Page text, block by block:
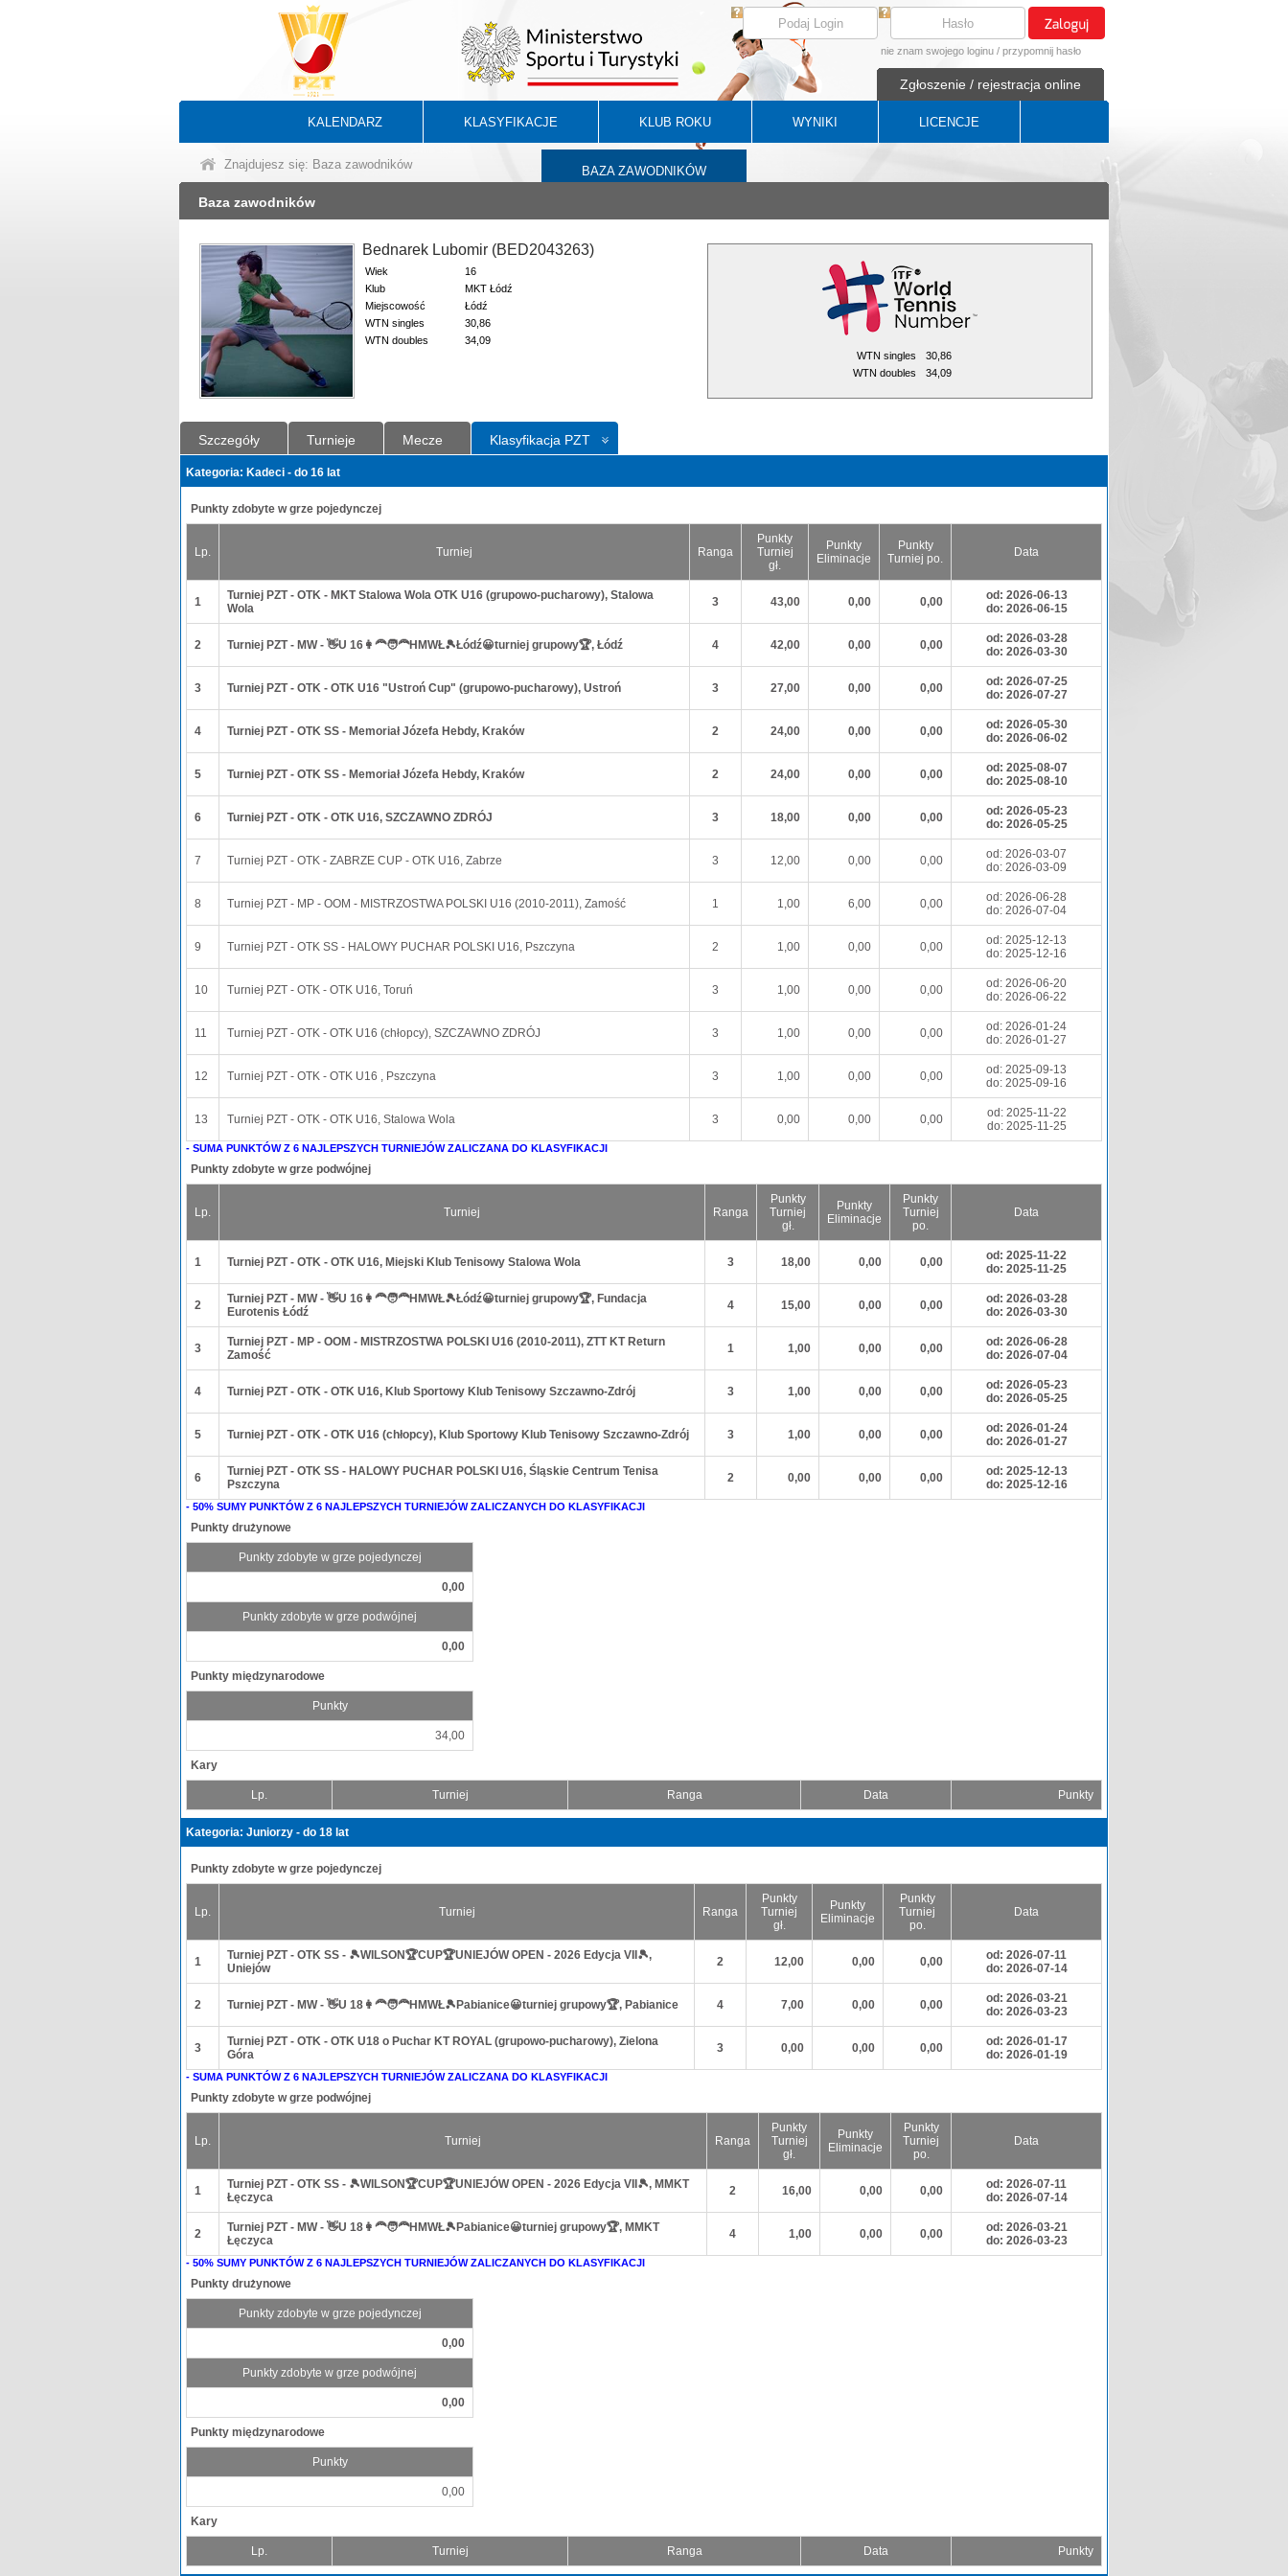
nie znam swojego loginu / przypomnij hasło
Zgłoszenie / rejestracja online
KALENDARZ KLASYFIKACJE KLUB ROKU WYNIKI LICENCJE
BAZA ZAWODNIKÓW
Znajdujesz się: Baza zawodników
Baza zawodników
Bednarek Lubomir (BED2043263)
Wiek
16
Klub
MKT Łódź
Miejscowość
Łódź
WTN singles
30,86
WTN doubles
34,09
WTN singles
30,86
WTN doubles
34,09
Szczegóły Turnieje Mecze Klasyfikacja PZT
Kategoria: Kadeci - do 16 lat
Punkty zdobyte w grze pojedynczej
Lp. Turniej Ranga
Punkty
Turniej
gł.
Punkty
Eliminacje
Punkty
Turniej po.
Data
1
Turniej PZT - OTK - MKT Stalowa Wola OTK U16 (grupowo-pucharowy), Stalowa
Wola
3 43,00 0,00 0,00
od: 2026-06-13
do: 2026-06-15
2 Turniej PZT - MW - 👋U 16👩‍🦰🧑‍🦰HMWŁ🎾Łódź😀turniej grupowy🏆, Łódź 4 42,00 0,00 0,00
od: 2026-03-28
do: 2026-03-30
3 Turniej PZT - OTK - OTK U16 "Ustroń Cup" (grupowo-pucharowy), Ustroń 3 27,00 0,00 0,00
od: 2026-07-25
do: 2026-07-27
4 Turniej PZT - OTK SS - Memoriał Józefa Hebdy, Kraków 2 24,00 0,00 0,00
od: 2026-05-30
do: 2026-06-02
5 Turniej PZT - OTK SS - Memoriał Józefa Hebdy, Kraków 2 24,00 0,00 0,00
od: 2025-08-07
do: 2025-08-10
6 Turniej PZT - OTK - OTK U16, SZCZAWNO ZDRÓJ 3 18,00 0,00 0,00
od: 2026-05-23
do: 2026-05-25
7 Turniej PZT - OTK - ZABRZE CUP - OTK U16, Zabrze 3 12,00 0,00 0,00
od: 2026-03-07
do: 2026-03-09
8 Turniej PZT - MP - OOM - MISTRZOSTWA POLSKI U16 (2010-2011), Zamość 1 1,00 6,00 0,00
od: 2026-06-28
do: 2026-07-04
9 Turniej PZT - OTK SS - HALOWY PUCHAR POLSKI U16, Pszczyna 2 1,00 0,00 0,00
od: 2025-12-13
do: 2025-12-16
10 Turniej PZT - OTK - OTK U16, Toruń 3 1,00 0,00 0,00
od: 2026-06-20
do: 2026-06-22
11 Turniej PZT - OTK - OTK U16 (chłopcy), SZCZAWNO ZDRÓJ 3 1,00 0,00 0,00
od: 2026-01-24
do: 2026-01-27
12 Turniej PZT - OTK - OTK U16 , Pszczyna 3 1,00 0,00 0,00
od: 2025-09-13
do: 2025-09-16
13 Turniej PZT - OTK - OTK U16, Stalowa Wola 3 0,00 0,00 0,00
od: 2025-11-22
do: 2025-11-25
- SUMA PUNKTÓW Z 6 NAJLEPSZYCH TURNIEJÓW ZALICZANA DO KLASYFIKACJI
Punkty zdobyte w grze podwójnej
Lp. Turniej Ranga
Punkty
Turniej
gł.
Punkty
Eliminacje
Punkty
Turniej
po.
Data
1 Turniej PZT - OTK - OTK U16, Miejski Klub Tenisowy Stalowa Wola 3 18,00 0,00 0,00
od: 2025-11-22
do: 2025-11-25
2
Turniej PZT - MW - 👋U 16👩‍🦰🧑‍🦰HMWŁ🎾Łódź😀turniej grupowy🏆, Fundacja
Eurotenis Łódź
4 15,00 0,00 0,00
od: 2026-03-28
do: 2026-03-30
3
Turniej PZT - MP - OOM - MISTRZOSTWA POLSKI U16 (2010-2011), ZTT KT Return
Zamość
1 1,00 0,00 0,00
od: 2026-06-28
do: 2026-07-04
4 Turniej PZT - OTK - OTK U16, Klub Sportowy Klub Tenisowy Szczawno-Zdrój 3 1,00 0,00 0,00
od: 2026-05-23
do: 2026-05-25
5 Turniej PZT - OTK - OTK U16 (chłopcy), Klub Sportowy Klub Tenisowy Szczawno-Zdrój 3 1,00 0,00 0,00
od: 2026-01-24
do: 2026-01-27
6
Turniej PZT - OTK SS - HALOWY PUCHAR POLSKI U16, Śląskie Centrum Tenisa
Pszczyna
2 0,00 0,00 0,00
od: 2025-12-13
do: 2025-12-16
- 50% SUMY PUNKTÓW Z 6 NAJLEPSZYCH TURNIEJÓW ZALICZANYCH DO KLASYFIKACJI
Punkty drużynowe
Punkty zdobyte w grze pojedynczej
0,00
Punkty zdobyte w grze podwójnej
0,00
Punkty międzynarodowe
Punkty
34,00
Kary
Lp. Turniej Ranga Data Punkty
Kategoria: Juniorzy - do 18 lat
Punkty zdobyte w grze pojedynczej
Lp. Turniej Ranga
Punkty
Turniej
gł.
Punkty
Eliminacje
Punkty
Turniej
po.
Data
1
Turniej PZT - OTK SS - 🎾WILSON🏆CUP🏆UNIEJÓW OPEN - 2026 Edycja VII🎾,
Uniejów
2 12,00 0,00 0,00
od: 2026-07-11
do: 2026-07-14
2 Turniej PZT - MW - 👋U 18👩‍🦰🧑‍🦰HMWŁ🎾Pabianice😀turniej grupowy🏆, Pabianice 4 7,00 0,00 0,00
od: 2026-03-21
do: 2026-03-23
3
Turniej PZT - OTK - OTK U18 o Puchar KT ROYAL (grupowo-pucharowy), Zielona
Góra
3 0,00 0,00 0,00
od: 2026-01-17
do: 2026-01-19
- SUMA PUNKTÓW Z 6 NAJLEPSZYCH TURNIEJÓW ZALICZANA DO KLASYFIKACJI
Punkty zdobyte w grze podwójnej
Lp. Turniej Ranga
Punkty
Turniej
gł.
Punkty
Eliminacje
Punkty
Turniej
po.
Data
1
Turniej PZT - OTK SS - 🎾WILSON🏆CUP🏆UNIEJÓW OPEN - 2026 Edycja VII🎾, MMKT
Łęczyca
2 16,00 0,00 0,00
od: 2026-07-11
do: 2026-07-14
2
Turniej PZT - MW - 👋U 18👩‍🦰🧑‍🦰HMWŁ🎾Pabianice😀turniej grupowy🏆, MMKT
Łęczyca
4 1,00 0,00 0,00
od: 2026-03-21
do: 2026-03-23
- 50% SUMY PUNKTÓW Z 6 NAJLEPSZYCH TURNIEJÓW ZALICZANYCH DO KLASYFIKACJI
Punkty drużynowe
Punkty zdobyte w grze pojedynczej
0,00
Punkty zdobyte w grze podwójnej
0,00
Punkty międzynarodowe
Punkty
0,00
Kary
Lp. Turniej Ranga Data Punkty